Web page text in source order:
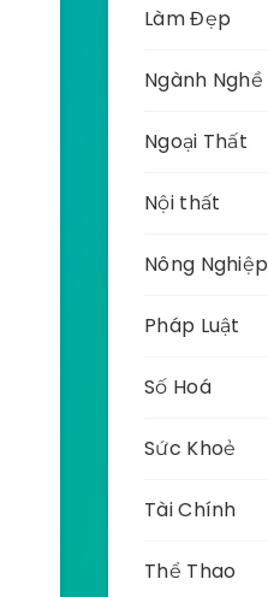
Làm Đẹp
Ngành Nghề
Ngoại Thất
Nội thất
Nông Nghiệp
Pháp Luật
Số Hoá
Sức Khoẻ
Tài Chính
Thể Thao